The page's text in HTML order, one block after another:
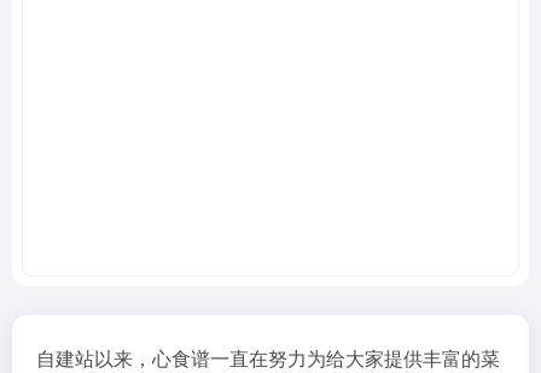
自建站以来，心食谱一直在努力为给大家提供丰富的菜